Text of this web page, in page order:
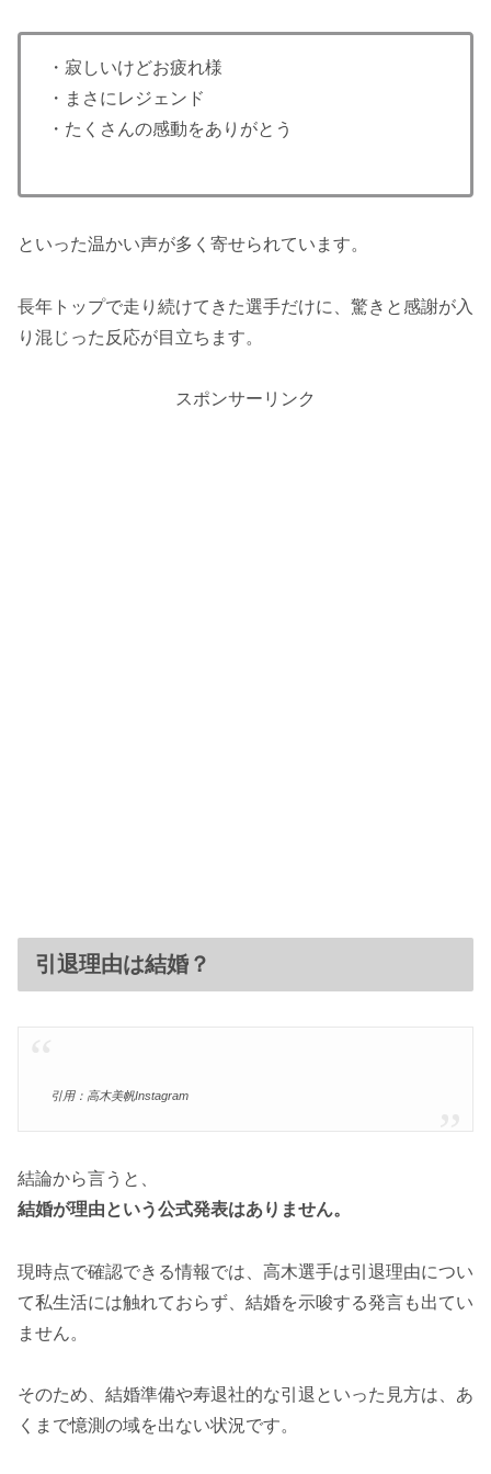
・寂しいけどお疲れ様
・まさにレジェンド
・たくさんの感動をありがとう
といった温かい声が多く寄せられています。
長年トップで走り続けてきた選手だけに、驚きと感謝が入
り混じった反応が目立ちます。
スポンサーリンク
引退理由は結婚？
引用：高木美帆Instagram
結論から言うと、
結婚が理由という公式発表はありません。
現時点で確認できる情報では、高木選手は引退理由につい
て私生活には触れておらず、結婚を示唆する発言も出てい
ません。
そのため、結婚準備や寿退社的な引退といった見方は、あ
くまで憶測の域を出ない状況です。